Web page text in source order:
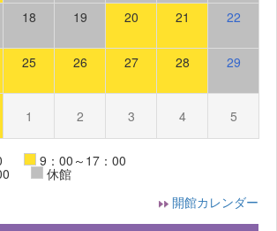
18 19 20 21 22
25 26 27 28 29
1 2 3 4 5
9：00～17：00
休館
開館カレンダー